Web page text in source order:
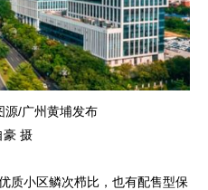
源/广州黄埔发布
豪 摄
质小区鳞次栉比，也有配售型保